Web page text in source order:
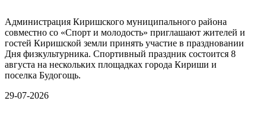
Администрация Киришского муниципального района
совместно со «Спорт и молодость» приглашают жителей и
гостей Киришской земли принять участие в праздновании
Дня физкультурника. Спортивный праздник состоится 8
августа на нескольких площадках города Кириши и
поселка Будогощь.
29-07-2026